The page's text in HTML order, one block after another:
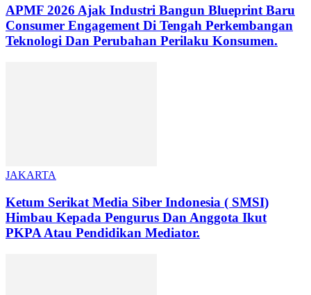
APMF 2026 Ajak Industri Bangun Blueprint Baru
Consumer Engagement Di Tengah Perkembangan
Teknologi Dan Perubahan Perilaku Konsumen.
JAKARTA
Ketum Serikat Media Siber Indonesia ( SMSI)
Himbau Kepada Pengurus Dan Anggota Ikut
PKPA Atau Pendidikan Mediator.